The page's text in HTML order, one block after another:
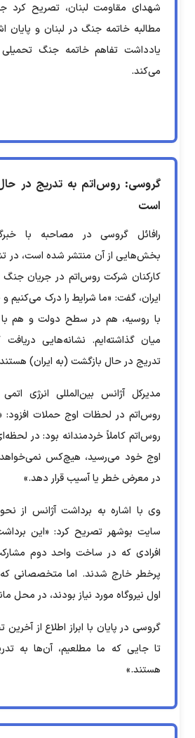
شهدای مقاومت لبنان، تصریح کرد
مطالبه خاتمه جنگ در لبنان و پایان
یادداشت تفاهم خاتمه جنگ
می‌کند.
گروسی: روس‌اتم به تدریج در
است
رافائل گروسی در مصاحبه با
بخش‌هایی از آن منتشر شده است، در
کارکنان شرکت روس‌اتم در جریان جنگ
ایران،‌ گفت: «ما شرایط را درک می‌کنیم
با روسیه، هم در سطح دولت و هم
میان گذاشته‌ایم. نشانه‌هایی
تدریج در حال بازگشت (به ایران)
مدیرکل آژانس بین‌المللی انرژی
روس‌اتم در لحظات اوج حملات افزود:
روس‌اتم کاملاً خردمندانه بود: در
اوج خود می‌رسید، هیچ‌کس نمی‌خواهد
در معرض خطر یا آسیب قرار دهد.»
وی با اشاره به برداشت آژانس از
سایت بوشهر تصریح کرد: «این
افرادی که در ساخت واحد دوم
پرخطر خارج شدند. اما متخصصانی که
اول نیروگاه مورد نیاز بودند، در محل
گروسی در پایان با ابراز اطلاع از
تا جایی که ما مطلعیم، آن‌ها به
هستند.»